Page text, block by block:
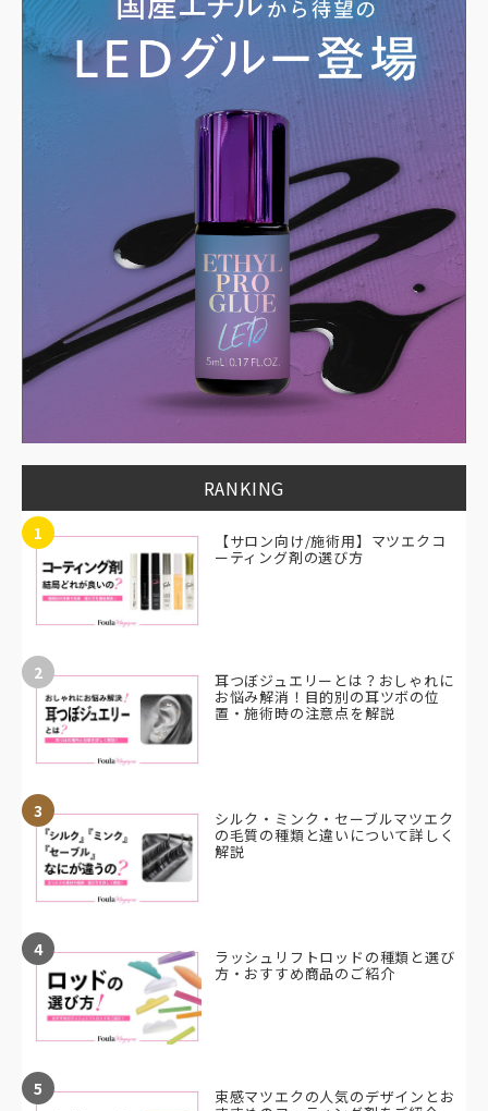
RANKING
【サロン向け/施術用】マツエクコ
ーティング剤の選び方
1
耳つぼジュエリーとは？おしゃれに
お悩み解消！目的別の耳ツボの位
置・施術時の注意点を解説
2
シルク・ミンク・セーブルマツエク
の毛質の種類と違いについて詳しく
解説
3
ラッシュリフトロッドの種類と選び
方・おすすめ商品のご紹介
4
束感マツエクの人気のデザインとお
5